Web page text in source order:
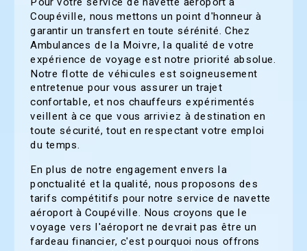
Coupéville, nous mettons un point d'honneur à
garantir un transfert en toute sérénité. Chez
Ambulances de la Moivre, la qualité de votre
expérience de voyage est notre priorité absolue.
Notre flotte de véhicules est soigneusement
entretenue pour vous assurer un trajet
confortable, et nos chauffeurs expérimentés
veillent à ce que vous arriviez à destination en
toute sécurité, tout en respectant votre emploi
du temps.
En plus de notre engagement envers la
ponctualité et la qualité, nous proposons des
tarifs compétitifs pour notre service de navette
aéroport à Coupéville. Nous croyons que le
voyage vers l'aéroport ne devrait pas être un
fardeau financier, c'est pourquoi nous offrons